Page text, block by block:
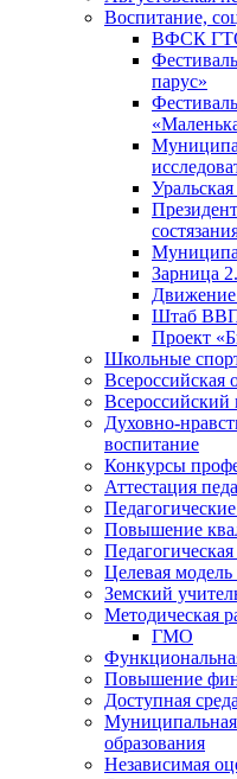
Воспитание,
ВФСК
парус»
Зарница
Штаб
Проект
Школьные
Всероссийская
Всероссийский
Духовно-
воспитание
Конкурсы
Аттестация
Повышение
Целевая модель
Земский
Методическая
ГМО
Повышение
Доступная
Муниципальная
образования
Независимая